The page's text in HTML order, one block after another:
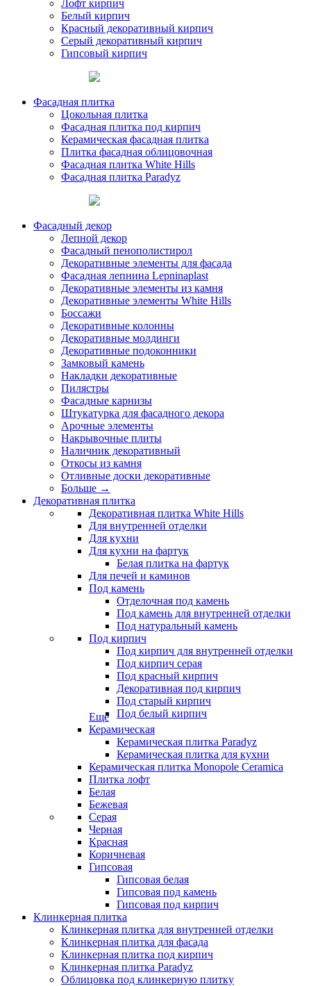
Лофт кирпич
Белый кирпич
Красный декоративный кирпич
Серый декоративный кирпич
Гипсовый кирпич
Фасадная плитка
Цокольная плитка
Фасадная плитка под кирпич
Керамическая фасадная плитка
Плитка фасадная облицовочная
Фасадная плитка White Hills
Фасадная плитка Paradyz
Фасадный декор
Лепной декор
Фасадный пенополистирол
Декоративные элементы для фасада
Фасадная лепнина Lepninaplast
Декоративные элементы из камня
Декоративные элементы White Hills
Боссажи
Декоративные колонны
Декоративные молдинги
Декоративные подоконники
Замковый камень
Накладки декоративные
Пилястры
Фасадные карнизы
Штукатурка для фасадного декора
Арочные элементы
Накрывочные плиты
Наличник декоративный
Откосы из камня
Отливные доски декоративные
Больше →
Декоративная плитка
Декоративная плитка White Hills
Для внутренней отделки
Для кухни
Для кухни на фартук
Белая плитка на фартук
Для печей и каминов
Под камень
Отделочная под камень
Под камень для внутренней отделки
Под натуральный камень
Под кирпич
Под кирпич для внутренней отделки
Под кирпич серая
Под красный кирпич
Декоративная под кирпич
Под старый кирпич
Под белый кирпич
Еще
Керамическая
Керамическая плитка Paradyz
Керамическая плитка для кухни
Керамическая плитка Monopole Ceramica
Плитка лофт
Белая
Бежевая
Серая
Черная
Красная
Коричневая
Гипсовая
Гипсовая белая
Гипсовая под камень
Гипсовая под кирпич
Клинкерная плитка
Клинкерная плитка для внутренней отделки
Клинкерная плитка для фасада
Клинкерная плитка под кирпич
Клинкерная плитка Paradyz
Облицовка под клинкерную плитку